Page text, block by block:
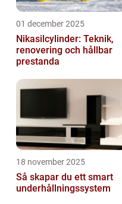
01 december 2025
Nikasilcylinder: Teknik,
renovering och hållbar
prestanda
18 november 2025
Så skapar du ett smart
underhållningssystem